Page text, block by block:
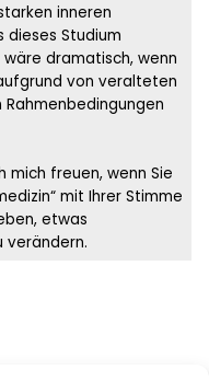
inneren
dieses Studium
dramatisch, wenn
von veralteten
mich freuen, wenn Sie
mit Ihrer Stimme
etwas
verändern.